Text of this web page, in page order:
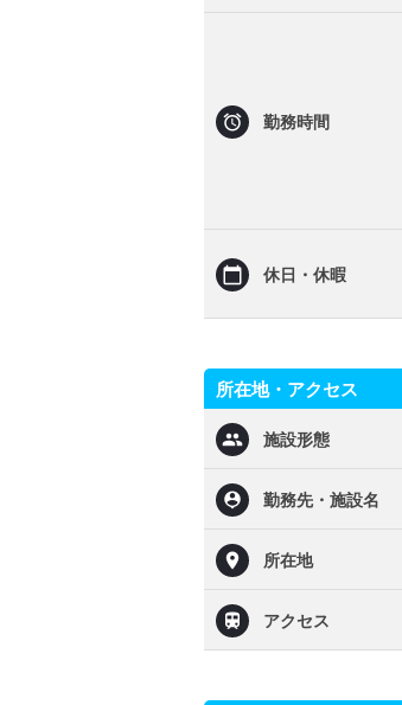
勤務時間
休日・休暇
所在地・アクセス
施設形態
勤務先・施設名
所在地
アクセス